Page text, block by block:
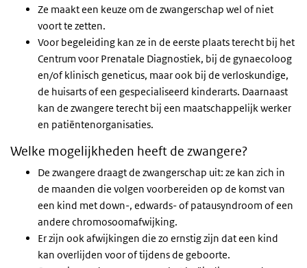
Ze maakt een keuze om de zwangerschap wel of niet
voort te zetten.
Voor begeleiding kan ze in de eerste plaats terecht bij het
Centrum voor Prenatale Diagnostiek, bij de gynaecoloog
en/of klinisch geneticus, maar ook bij de verloskundige,
de huisarts of een gespecialiseerd kinderarts. Daarnaast
kan de zwangere terecht bij een maatschappelijk werker
en patiëntenorganisaties.
Welke mogelijkheden heeft de zwangere?
De zwangere draagt de zwangerschap uit: ze kan zich in
de maanden die volgen voorbereiden op de komst van
een kind met down-, edwards- of patausyndroom of een
andere chromosoomafwijking.
Er zijn ook afwijkingen die zo ernstig zijn dat een kind
kan overlijden voor of tijdens de geboorte.